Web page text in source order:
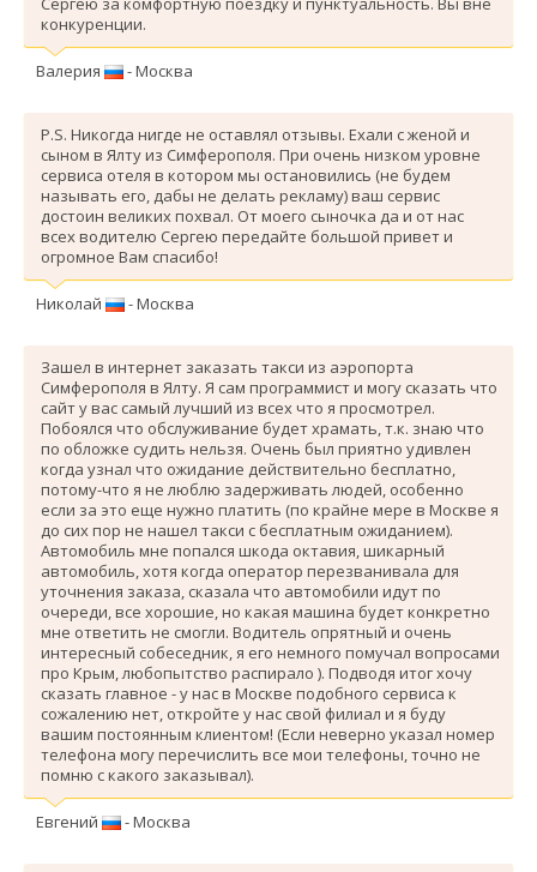
конкуренции.
Валерия - Москва
P.S. Никогда нигде не оставлял отзывы. Ехали с женой и
сыном в Ялту из Симферополя. При очень низком уровне
сервиса отеля в котором мы остановились (не будем
называть его, дабы не делать рекламу) ваш сервис
достоин великих похвал. От моего сыночка да и от нас
всех водителю Сергею передайте большой привет и
огромное Вам спасибо!
Николай - Москва
Зашел в интернет заказать такси из аэропорта
Симферополя в Ялту. Я сам программист и могу сказать что
сайт у вас самый лучший из всех что я просмотрел.
Побоялся что обслуживание будет храмать, т.к. знаю что
по обложке судить нельзя. Очень был приятно удивлен
когда узнал что ожидание действительно бесплатно,
потому-что я не люблю задерживать людей, особенно
если за это еще нужно платить (по крайне мере в Москве я
до сих пор не нашел такси с бесплатным ожиданием).
Автомобиль мне попался шкода октавия, шикарный
автомобиль, хотя когда оператор перезванивала для
уточнения заказа, сказала что автомобили идут по
очереди, все хорошие, но какая машина будет конкретно
мне ответить не смогли. Водитель опрятный и очень
интересный собеседник, я его немного помучал вопросами
про Крым, любопытство распирало ). Подводя итог хочу
сказать главное - у нас в Москве подобного сервиса к
сожалению нет, откройте у нас свой филиал и я буду
вашим постоянным клиентом! (Если неверно указал номер
телефона могу перечислить все мои телефоны, точно не
помню с какого заказывал).
Евгений - Москва